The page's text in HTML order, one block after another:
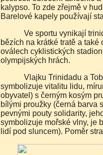
kalypso. To zde zřejmě v
Barelové kapely používají
Ve sportu vynikají trinidadští atleti, především sprintéři v
bězích na krátké tratě a
oválech cyklistických
olympijských hrách.
Vlajku Trinidadu a Tobaga tvoří červený list (červená barva
symbolizuje vitalitu lidu,
obyvatel) s černým kosým
bílými proužky (černá barva
pevnými pouty solidarity,
symbolizuje mořské vlny, je
lidí pod sluncem). Poměr